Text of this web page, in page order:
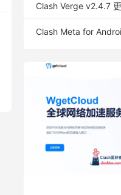
Clash Verge v2.4.7
Clash Meta for